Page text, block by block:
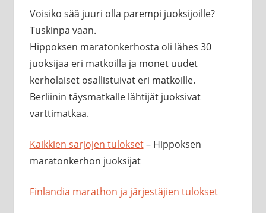
Voisiko sää juuri olla parempi juoksijoille?
Tuskinpa vaan.
Hippoksen maratonkerhosta oli lähes 30
juoksijaa eri matkoilla ja monet uudet
kerholaiset osallistuivat eri matkoille.
Berliinin täysmatkalle lähtijät juoksivat
varttimatkaa.
Kaikkien sarjojen tulokset– Hippoksen
maratonkerhon juoksijat
Finlandia marathon ja järjestäjien tulokset